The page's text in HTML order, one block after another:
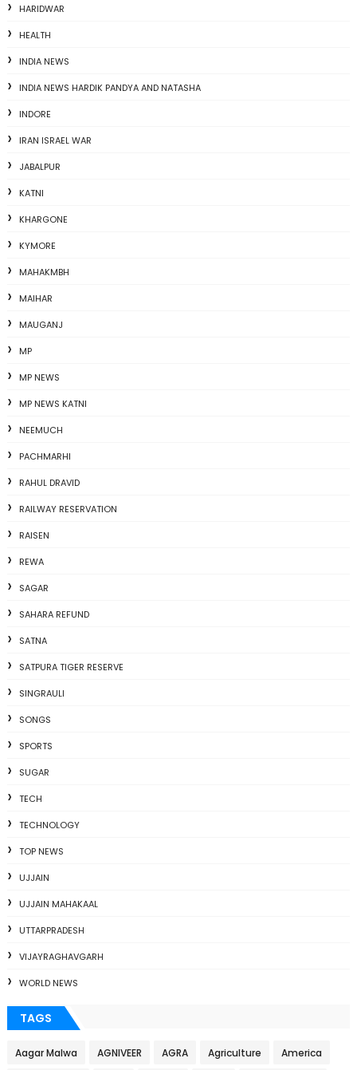
HARIDWAR
HEALTH
INDIA NEWS
INDIA NEWS HARDIK PANDYA AND NATASHA
INDORE
IRAN ISRAEL WAR
JABALPUR
KATNI
KHARGONE
KYMORE
MAHAKMBH
MAIHAR
MAUGANJ
MP
MP NEWS
MP NEWS KATNI
NEEMUCH
PACHMARHI
RAHUL DRAVID
RAILWAY RESERVATION
RAISEN
REWA
SAGAR
SAHARA REFUND
SATNA
SATPURA TIGER RESERVE
SINGRAULI
SONGS
SPORTS
SUGAR
TECH
TECHNOLOGY
TOP NEWS
UJJAIN
UJJAIN MAHAKAAL
UTTARPRADESH
VIJAYRAGHAVGARH
WORLD NEWS
TAGS
Aagar Malwa AGNIVEER AGRA Agriculture America